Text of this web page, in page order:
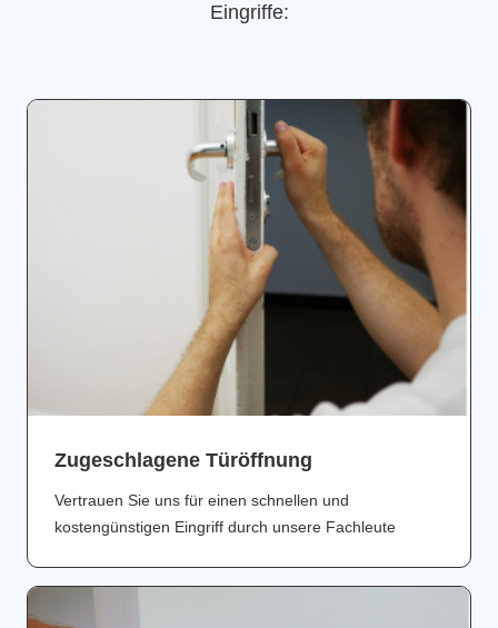
Eingriffe:
Zugeschlagene Türöffnung
Vertrauen Sie uns für einen schnellen und
kostengünstigen Eingriff durch unsere Fachleute